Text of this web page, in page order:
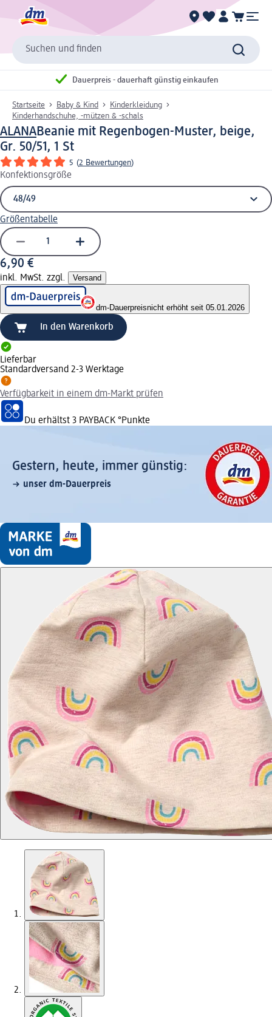
Suchen und finden
Dauerpreis - dauerhaft günstig einkaufen
Startseite Baby & Kind
Kinderkleidung
Kinderhandschuhe, -mützen & -schals
ALANABeanie mit Regenbogen-Muster, beige,
Gr. 50/51, 1 St
5 (2 Bewertungen)
Konfektionsgröße
Größentabelle
6,90 €
inkl. MwSt. zzgl. Versand
dm-Dauerpreisnicht erhöht seit 05.01.2026
In den Warenkorb
Lieferbar
Standardversand 2-3 Werktage
Verfügbarkeit in einem dm-Markt prüfen
Du erhältst 3 PAYBACK °Punkte
Gestern, heute, immer günstig:
unser dm-Dauerpreis